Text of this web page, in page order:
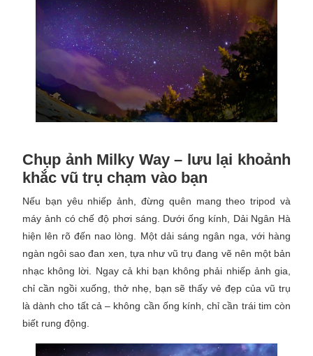
Chụp ảnh Milky Way – lưu lại khoảnh
khắc vũ trụ chạm vào bạn
Nếu bạn yêu nhiếp ảnh, đừng quên mang theo tripod và
máy ảnh có chế độ phơi sáng. Dưới ống kính, Dải Ngân Hà
hiện lên rõ đến nao lòng. Một dải sáng ngân nga, với hàng
ngàn ngôi sao đan xen, tựa như vũ trụ đang vẽ nên một bản
nhạc không lời. Ngay cả khi bạn không phải nhiếp ảnh gia,
chỉ cần ngồi xuống, thở nhẹ, bạn sẽ thấy vẻ đẹp của vũ trụ
là dành cho tất cả – không cần ống kính, chỉ cần trái tim còn
biết rung động.